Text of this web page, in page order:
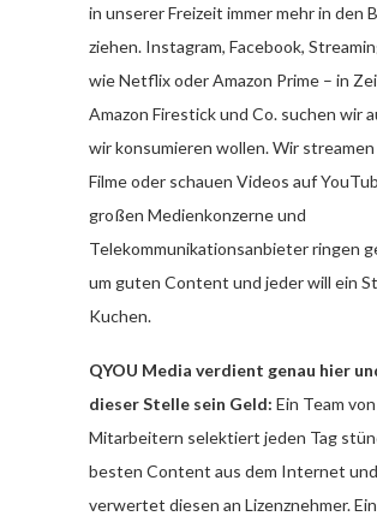
in unserer Freizeit immer mehr in den
ziehen. Instagram, Facebook,
wie Netflix oder Amazon Prime – in
Amazon Firestick und Co. suchen wir
wir konsumieren wollen. Wir streamen
Filme oder schauen Videos auf
großen Medienkonzerne und
Telekommunikationsanbieter ringen
um guten Content und jeder will ein
Kuchen.
QYOU Media verdient genau hier
dieser Stelle sein Geld: Ein Team
Mitarbeitern selektiert jeden Tag
besten Content aus dem Internet und
verwertet diesen an Lizenznehmer.